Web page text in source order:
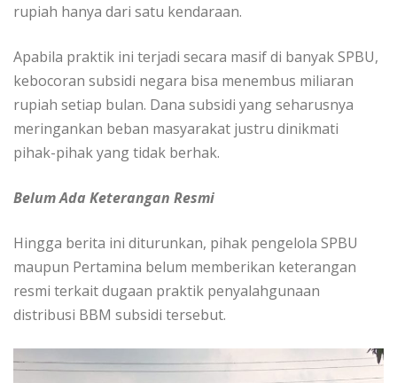
rupiah hanya dari satu kendaraan.
Apabila praktik ini terjadi secara masif di banyak SPBU,
kebocoran subsidi negara bisa menembus miliaran
rupiah setiap bulan. Dana subsidi yang seharusnya
meringankan beban masyarakat justru dinikmati
pihak-pihak yang tidak berhak.
Belum Ada Keterangan Resmi
Hingga berita ini diturunkan, pihak pengelola SPBU
maupun Pertamina belum memberikan keterangan
resmi terkait dugaan praktik penyalahgunaan
distribusi BBM subsidi tersebut.